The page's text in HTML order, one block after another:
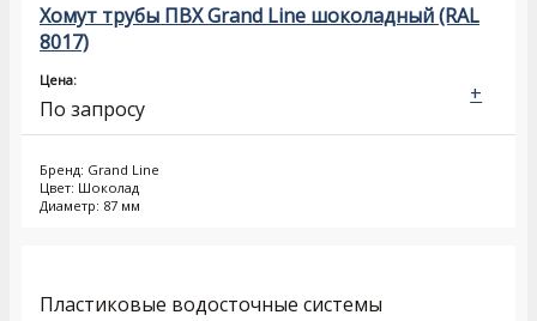
Хомут трубы ПВХ Grand Line шоколадный (RAL
8017)
Цена:
По запросу
Бренд: Grand Line
Цвет: Шоколад
Диаметр: 87 мм
+
Пластиковые водосточные системы